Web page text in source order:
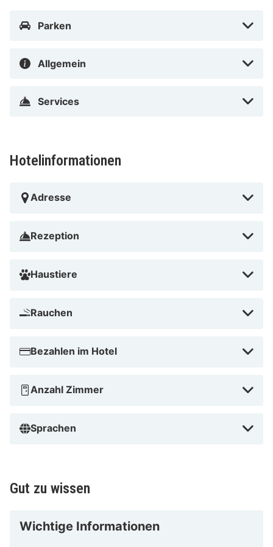
ist: Flughafen Düsseldorf Intl. (DUS).
in Essen, eine 4-minütige Fahrt von Messe Essen und 8
Dieses Hotel ist 17,1 km von Veltins-Arena und 25,2 km
Parken
Allgemein
Services
Hotelinformationen
Adresse
Rezeption
Haustiere
Rauchen
Bezahlen im Hotel
Anzahl Zimmer
Sprachen
Gut zu wissen
Wichtige Informationen